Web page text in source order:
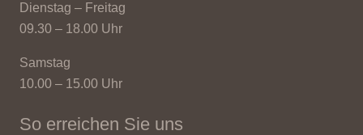
Dienstag – Freitag
09.30 – 18.00 Uhr
Samstag
10.00 – 15.00 Uhr
So erreichen Sie uns